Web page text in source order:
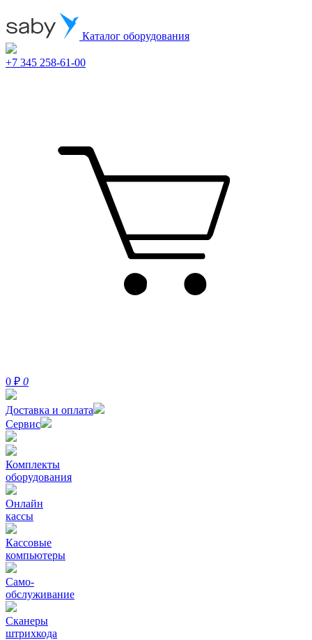
Каталог оборудования
+7 345 258-61-00
0 ₽ 0
Доставка и оплата
Сервис
Комплекты
оборудования
Онлайн
кассы
Кассовые
компьютеры
Само-
обслуживание
Сканеры
штрихкода